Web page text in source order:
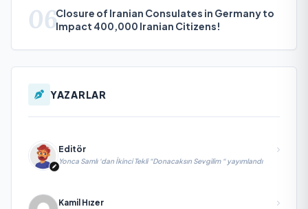
06Closure of Iranian Consulates in Germany to
Impact 400,000 Iranian Citizens!
YAZARLAR
Editör
Yonca Samlı ‘dan İkinci Tekli “Donacaksın Sevgilim “ yayımlandı
Kamil Hızer